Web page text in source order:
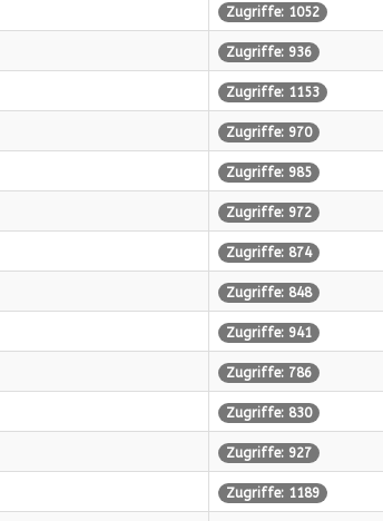
Zugriffe: 1052
Zugriffe: 936
Zugriffe: 1153
Zugriffe: 970
Zugriffe: 985
Zugriffe: 972
Zugriffe: 874
Zugriffe: 848
Zugriffe: 941
Zugriffe: 786
Zugriffe: 830
Zugriffe: 927
Zugriffe: 1189